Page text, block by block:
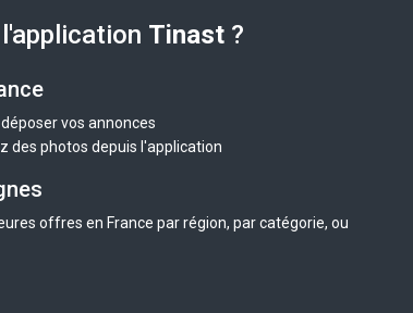
Tinast ?
vos annonces
des photos depuis l'application
offres en France par région, par catégorie, ou